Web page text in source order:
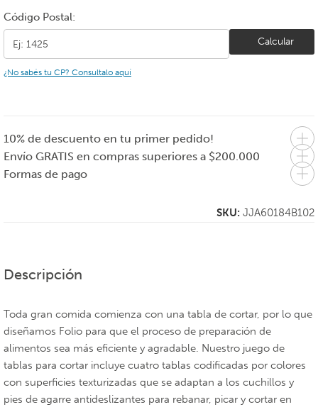
Código Postal:
Calcular
¿No sabés tu CP? Consultalo aquí
10% de descuento en tu primer pedido!
Envío GRATIS en compras superiores a $200.000
Formas de pago
SKU: JJA60184B102
Descripción
Toda gran comida comienza con una tabla de cortar, por lo que
diseñamos Folio para que el proceso de preparación de
alimentos sea más eficiente y agradable. Nuestro juego de
tablas para cortar incluye cuatro tablas codificadas por colores
con superficies texturizadas que se adaptan a los cuchillos y
pies de agarre antideslizantes para rebanar, picar y cortar en